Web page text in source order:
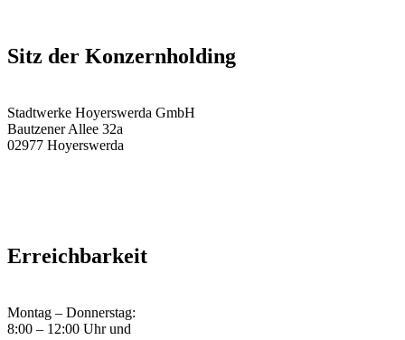
Sitz der Konzernholding
Stadtwerke Hoyerswerda GmbH
Bautzener Allee 32a
02977 Hoyerswerda
Erreichbarkeit
Montag – Donnerstag:
8:00 – 12:00 Uhr und